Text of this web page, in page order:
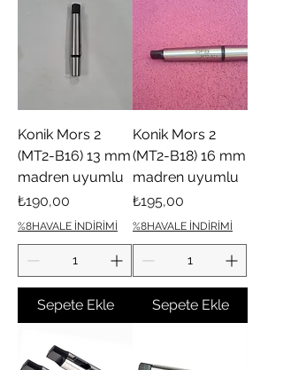
Konik Mors 2
(MT2-B16) 13 mm
madren uyumlu
Fiyat
₺190,00
%8HAVALE İNDİRİMİ
Sepete Ekle
Konik Mors 2
(MT2-B18) 16 mm
madren uyumlu
Fiyat
₺195,00
%8HAVALE İNDİRİMİ
Sepete Ekle